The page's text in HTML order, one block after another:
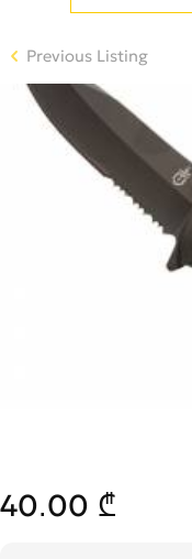
Previous Listing
40.00 ₾